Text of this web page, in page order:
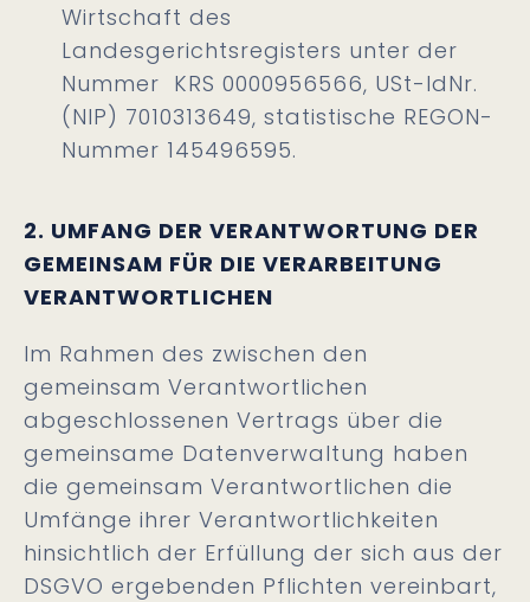
Wirtschaft des
Landesgerichtsregisters unter der
Nummer KRS 0000956566, USt-IdNr.
(NIP) 7010313649, statistische REGON-
Nummer 145496595.
2. UMFANG DER VERANTWORTUNG DER
GEMEINSAM FÜR DIE VERARBEITUNG
VERANTWORTLICHEN
Im Rahmen des zwischen den
gemeinsam Verantwortlichen
abgeschlossenen Vertrags über die
gemeinsame Datenverwaltung haben
die gemeinsam Verantwortlichen die
Umfänge ihrer Verantwortlichkeiten
hinsichtlich der Erfüllung der sich aus der
DSGVO ergebenden Pflichten vereinbart,